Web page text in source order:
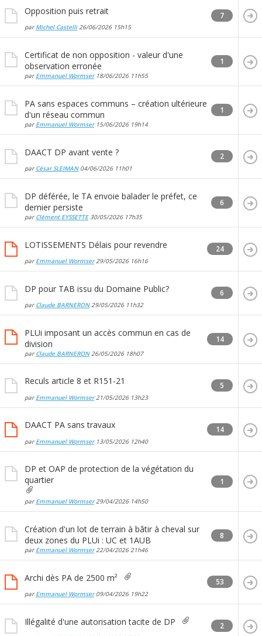
Opposition puis retrait
par Michel Castelli26/06/2026 15h15
7
Certificat de non opposition - valeur d'une
observation erronée
par Emmanuel Wormser18/06/2026 11h55
1
PA sans espaces communs – création ultérieure
d'un réseau commun
par Emmanuel Wormser15/06/2026 19h14
1
DAACT DP avant vente ?
par César SLEIMAN04/06/2026 11h01
2
DP déférée, le TA envoie balader le préfet, ce
dernier persiste
par Clément EYSSETTE30/05/2026 17h35
6
LOTISSEMENTS Délais pour revendre
par Emmanuel Wormser29/05/2026 16h16
24
DP pour TAB issu du Domaine Public?
par Claude BARNERON29/05/2026 11h32
6
PLUi imposant un accès commun en cas de
division
par Claude BARNERON26/05/2026 18h07
14
Reculs article 8 et R151-21
par Emmanuel Wormser21/05/2026 13h23
5
DAACT PA sans travaux
par Emmanuel Wormser13/05/2026 12h40
14
DP et OAP de protection de la végétation du
quartier
par Emmanuel Wormser29/04/2026 14h50
1
Création d'un lot de terrain à bâtir à cheval sur
deux zones du PLUi : UC et 1AUB
par Emmanuel Wormser22/04/202621h46
8
Archi dès PA de 2500 m²
par Emmanuel Wormser09/04/2026 19h22
53
Illégalité d'une autorisation tacite de DP 2